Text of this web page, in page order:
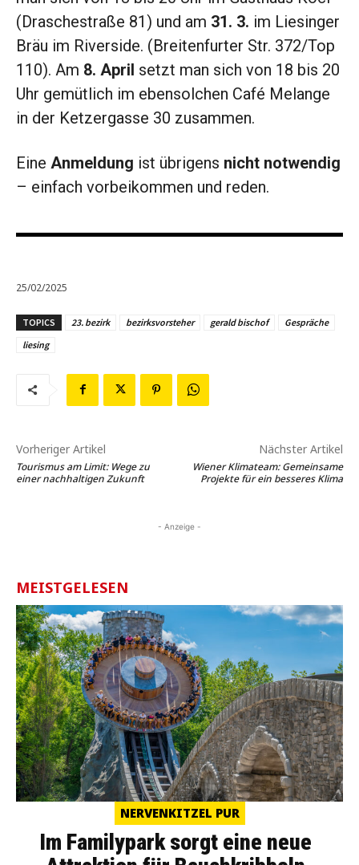
(Draschestraße 81) und am 31. 3. im Liesinger
Bräu im Riverside. (Breitenfurter Str. 372/Top
110). Am 8. April setzt man sich von 18 bis 20
Uhr gemütlich im ebensolchen Café Melange
in der Ketzergasse 30 zusammen.
Eine Anmeldung ist übrigens nicht notwendig
– einfach vorbeikommen und reden.
25/02/2025
TOPICS 23. bezirk bezirksvorsteher gerald bischof
Gespräche
liesing
Vorheriger Artikel
Tourismus am Limit: Wege zu
einer nachhaltigen Zukunft
Nächster Artikel
Wiener Klimateam: Gemeinsame
Projekte für ein besseres Klima
- Anzeige -
MEISTGELESEN
NERVENKITZEL PUR
Im Familypark sorgt eine neue